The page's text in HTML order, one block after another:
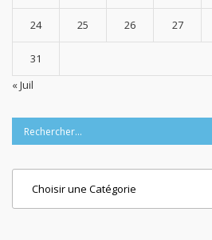
24 25 26 27
31
« Juil